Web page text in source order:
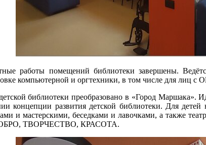
работы помещений библиотеки завершены.
компьютерной и оргтехники, в том числе для лиц с
детской библиотеки преобразовано в «Город
концепции развития детской библиотеки. Для
и мастерскими, беседками и лавочками, а также
ДОБРО, ТВОРЧЕСТВО, КРАСОТА.